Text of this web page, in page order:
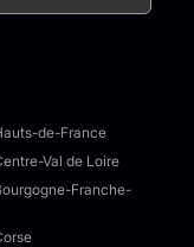
de-France
Val de Loire
Franche-